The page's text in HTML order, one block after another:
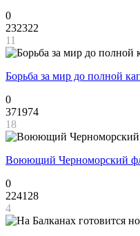
0
232322
11
Борьба за мир до полной
0
371974
18
Воюющий Черноморский
0
224128
4